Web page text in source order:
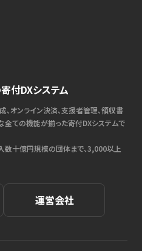
付DXシステム
オンライン決済、支援者管理、領収書
全ての機能が揃った寄付DXシステムで
数十億円規模の団体まで、3,000以上
運営会社